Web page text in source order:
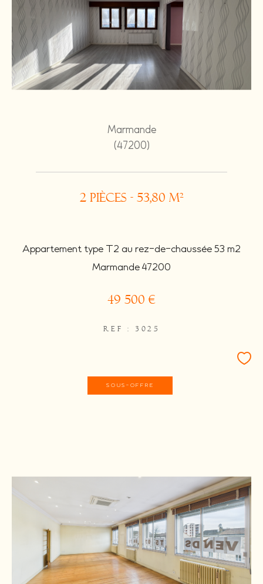
Marmande
(47200)
2 pièces - 53,80 m²
Appartement type T2 au rez-de-chaussée 53 m2
Marmande 47200
49 500 €
REF : 3025
SOUS-OFFRE